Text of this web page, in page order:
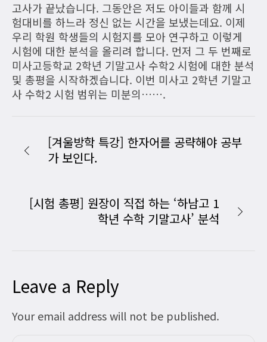
고사가 끝났습니다. 그동안은 저도 아이들과 함께 시
험대비를 하느라 정신 없는 시간을 보냈는데요. 이제
우리 학원 학생들의 시험지를 모아 연구하고 이렇게
시험에 대한 분석을 올리려 합니다. 먼저 그 두 번째로
미사고등학교 2학년 기말고사 수학2 시험에 대한 분석
및 총평을 시작하겠습니다. 이번 미사고 2학년 기말고
사 수학2 시험 범위는 미분의…….
[겨울방학 특강] 한자어를 공략해야 공부
가 보인다.
[시험 총평] 원장이 직접 하는 ‘하남고 1
학년 수학 기말고사’ 분석
Leave a Reply
Your email address will not be published.